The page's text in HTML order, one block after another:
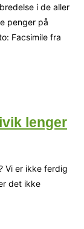
i de aller
penger på
Facsimile fra
lenger
Vi er ikke ferdig
det ikke